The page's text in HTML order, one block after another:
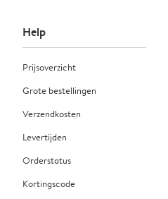
Help
Prijsoverzicht
Grote bestellingen
Verzendkosten
Levertijden
Orderstatus
Kortingscode